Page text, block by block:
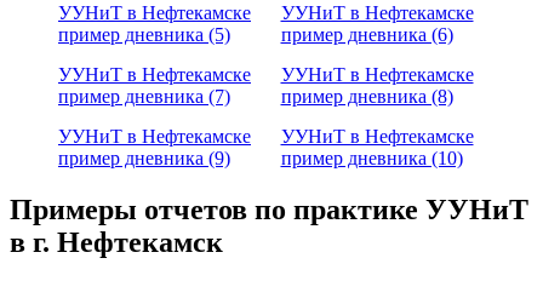
УУНиТ в Нефтекамске
пример дневника (5)
УУНиТ в Нефтекамске
пример дневника (6)
УУНиТ в Нефтекамске
пример дневника (7)
УУНиТ в Нефтекамске
пример дневника (8)
УУНиТ в Нефтекамске
пример дневника (9)
УУНиТ в Нефтекамске
пример дневника (10)
Примеры отчетов по практике УУНиТ
в г. Нефтекамск